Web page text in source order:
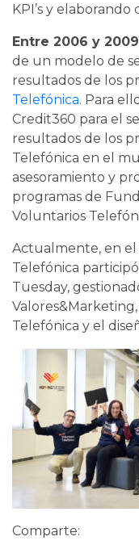
KPI’s y elaborando
Entre 2006 y 2009
de un modelo de
resultados de los
Telefónica. Para
Credit360 para el
resultados de los
Telefónica en el
asesoramiento y
programas de
Voluntarios
Actualmente, en el
Telefónica
Tuesday,
Telefónica y el
Comparte: